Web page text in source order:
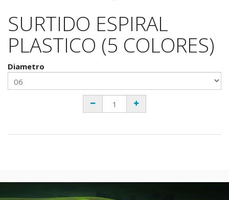
SURTIDO ESPIRAL
PLASTICO (5 COLORES)
Diametro